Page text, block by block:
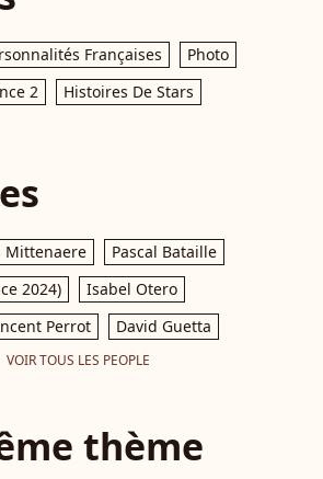
Françaises
Photo
2 Histoires De Stars
Mittenaere
Pascal Bataille
2024)
Isabel Otero
Perrot David Guetta
VOIR TOUS LES PEOPLE
thème